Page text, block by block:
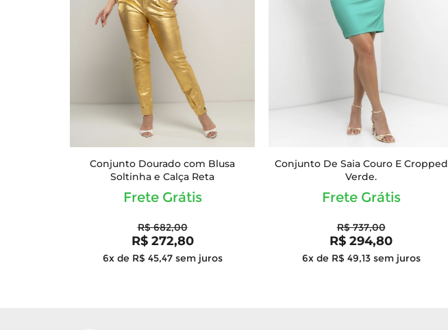
Conjunto Dourado com Blusa
Soltinha e Calça Reta
Frete Grátis
R$ 682,00
R$ 272,80
6x de R$ 45,47 sem juros
Conjunto De Saia Couro E Cropped
Verde.
Frete Grátis
R$ 737,00
R$ 294,80
6x de R$ 49,13 sem juros